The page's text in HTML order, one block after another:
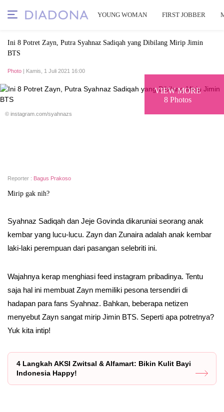
YOUNG WOMAN FIRST JOBBER
Ini 8 Potret Zayn, Putra Syahnaz Sadiqah yang Dibilang Mirip Jimin
BTS
Photo | Kamis, 1 Juli 2021 16:00
VIEW MORE
8 Photos
© instagram.com/syahnazs
Reporter : Bagus Prakoso
Mirip gak nih?
Syahnaz Sadiqah dan Jeje Govinda dikaruniai seorang anak
kembar yang lucu-lucu. Zayn dan Zunaira adalah anak kembar
laki-laki perempuan dari pasangan selebriti ini.
Wajahnya kerap menghiasi feed instagram pribadinya. Tentu
saja hal ini membuat Zayn memiliki pesona tersendiri di
hadapan para fans Syahnaz. Bahkan, beberapa netizen
menyebut Zayn sangat mirip Jimin BTS. Seperti apa potretnya?
Yuk kita intip!
4 Langkah AKSI Zwitsal & Alfamart: Bikin Kulit Bayi
Indonesia Happy!